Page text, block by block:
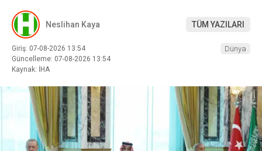
Neslihan Kaya TÜM YAZILARI
Giriş: 07-08-2026 13:54
Güncelleme: 07-08-2026 13:54
Kaynak: İHA
Dünya